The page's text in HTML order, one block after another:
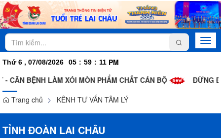
Thứ 6 , 07/08/2026 05 : 59 : 12 PM
- CĂN BỆNH LÀM XÓI MÒN PHẨM CHẤT CÁN BỘ
ĐỪNG
Trang chủ
KÊNH TƯ VẤN TÂM LÝ
TỈNH ĐOÀN LAI CHÂU